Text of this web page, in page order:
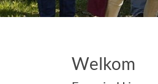
Welkom